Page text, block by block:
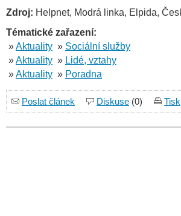
Zdroj: Helpnet, Modrá linka, Elpida,
Tématické zařazení:
»Aktuality » Sociální služby
»Aktuality » Lidé, vztahy
»Aktuality » Poradna
Poslat článek Diskuse (0) Tisk